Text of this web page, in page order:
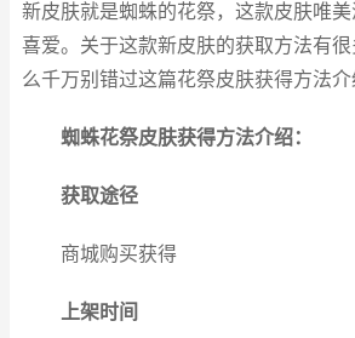
新皮肤就是蜘蛛的花祭，这款皮肤唯美
喜爱。关于这款新皮肤的获取方法有
么千万别错过这篇花祭皮肤获得方法介
蜘蛛花祭皮肤获得方法介绍：
获取途径
商城购买获得
上架时间